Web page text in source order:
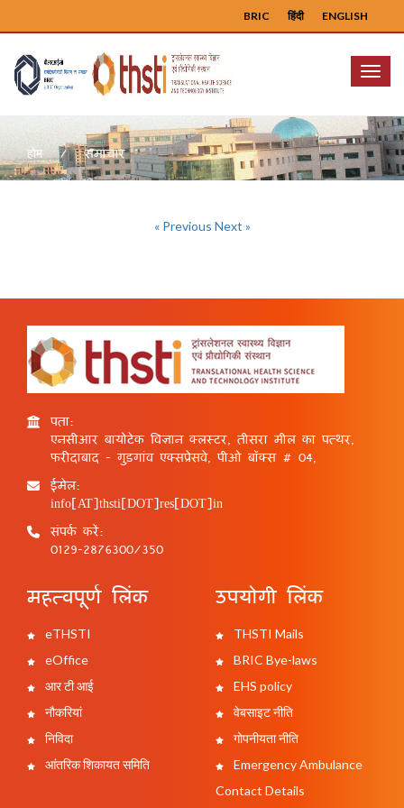
ENGLISH
हिंदी
BRIC
Menu
होम समाचार
« Previous Next »
पता:
एनसीआर बायोटेक विज्ञान क्लस्टर, तीसरा मील का पत्थर,
फरीदाबाद - गुड़गांव एक्सप्रेसवे, पीओ बॉक्स # 04,
ईमेल:
info[AT]thsti[DOT]res[DOT]in
संपर्क करें:
0129-2876300/350
महत्वपूर्ण लिंक
eTHSTI
eOffice
आर टी आई
नौकरियां
निविदा
आंतरिक शिकायत समिति
उपयोगी लिंक
THSTI Mails
BRIC Bye-laws
EHS policy
वेबसाइट नीति
गोपनीयता नीति
Emergency Ambulance
Contact Details